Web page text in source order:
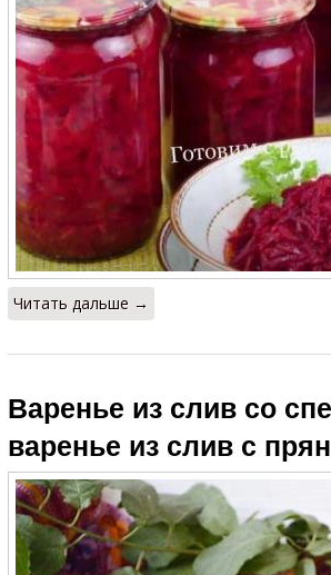
Читать дальше →
Варенье из слив со
варенье из слив с